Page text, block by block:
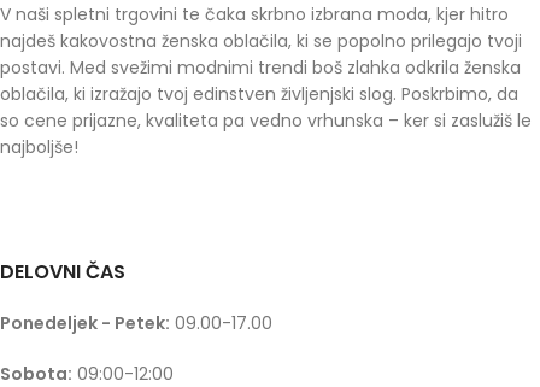
V naši spletni trgovini te čaka skrbno izbrana moda, kjer hitro
najdeš kakovostna ženska oblačila, ki se popolno prilegajo tvoji
postavi. Med svežimi modnimi trendi boš zlahka odkrila ženska
oblačila, ki izražajo tvoj edinstven življenjski slog. Poskrbimo, da
so cene prijazne, kvaliteta pa vedno vrhunska – ker si zaslužiš le
najboljše!
DELOVNI ČAS
Ponedeljek - Petek: 09.00-17.00
Sobota: 09:00-12:00